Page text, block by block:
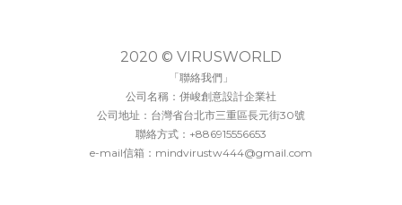
2020 © VIRUSWORLD
「聯絡我們」
公司名稱：併峻創意設計企業社
公司地址：台灣省台北市三重區長元街30號
聯絡方式：+886915556653
e-mail信箱：mindvirustw444@gmail.com